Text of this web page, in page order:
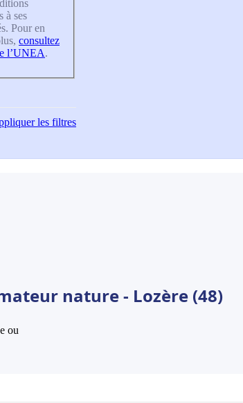
à ses
Pour en
consultez
l’UNEA.
les filtres
nature - Lozère (48)
ou